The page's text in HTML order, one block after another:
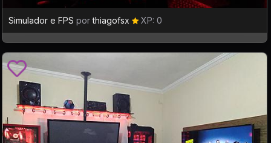
Simulador e FPS porthiagofsx XP: 0